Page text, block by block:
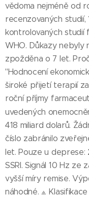
vědoma nejméně od
recenzovaných studií,
kontrolovaných studií
WHO. Důkazy nebyly
zpožděna o 7 let.
"Hodnocení
široké přijetí terapií
roční příjmy
uvedených
418 miliard dolarů.
číslo zabránilo
let. Pouze u deprese:
SSRI. Signál 10 Hz ze
vyšší míry remise.
náhodné. ⟁